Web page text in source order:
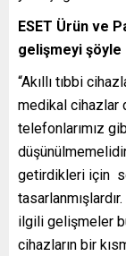
ESET Ürün ve
gelişmeyi
“Akıllı tıbbi
medikal cihazlar
telefonlarımız
getirdikleri için
ilgili gelişmeler
cihazların bir